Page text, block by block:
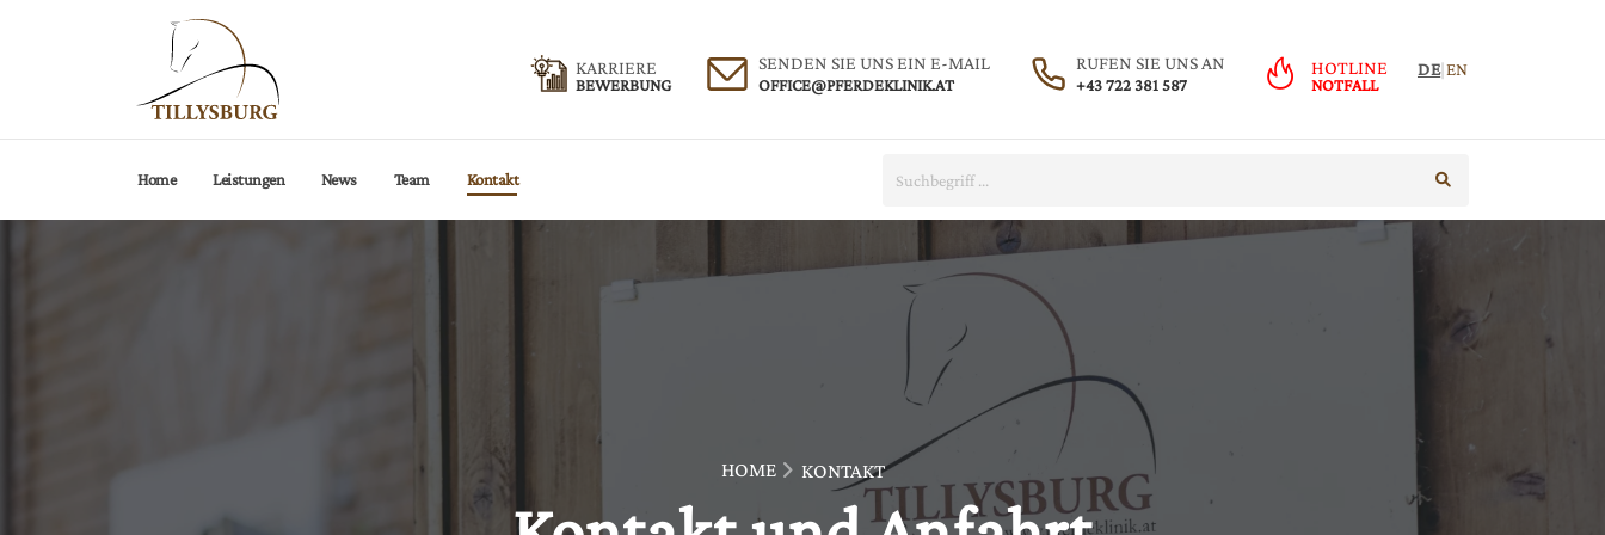
KARRIERE
BEWERBUNG
SENDEN SIE UNS EIN E-MAIL RUFEN SIE UNS AN
+43 722 381 587
HOTLINE
NOTFALL
DE|EN
Home Leistungen News Team Kontakt Suche:
HOME KONTAKT